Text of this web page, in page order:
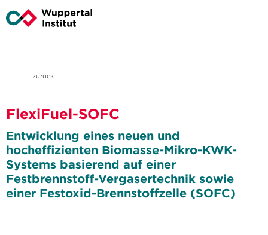
zurück
FlexiFuel-SOFC
Entwicklung eines neuen und
hocheffizienten Biomasse-Mikro-KWK-
Systems basierend auf einer
Festbrennstoff-Vergasertechnik sowie
einer Festoxid-Brennstoffzelle (SOFC)